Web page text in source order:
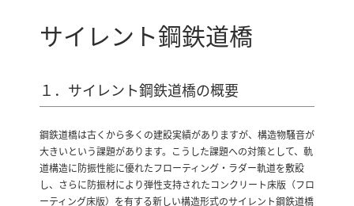
サイレント鋼鉄道橋
１．サイレント鋼鉄道橋の概要
鋼鉄道橋は古くから多くの建設実績がありますが、構造物騒音が
大きいという課題があります。こうした課題への対策として、軌
道構造に防振性能に優れたフローティング・ラダー軌道を敷設
し、さらに防振材により弾性支持されたコンクリート床版（フロ
ーティング床版）を有する新しい構造形式のサイレント鋼鉄道橋